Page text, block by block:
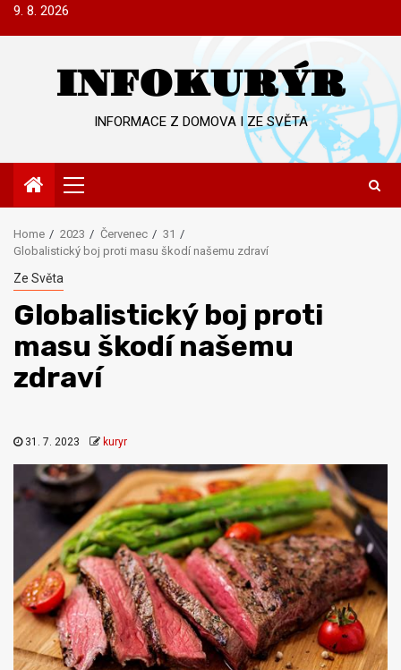
Skip9. 8. 2026
INFOKURÝR
INFORMACE Z DOMOVA I ZE SVĚTA
Primary
Menu
Home 2023 Červenec
31
Globalistický boj proti masu škodí našemu zdraví
Ze Světa
Globalistický boj proti
masu škodí našemu
zdraví
31. 7. 2023 kuryr